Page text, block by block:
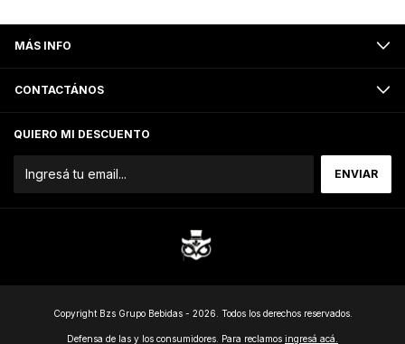
MÁS INFO
CONTACTÁNOS
QUIERO MI DESCUENTO
Copyright Bzs Grupo Bebidas - 2026. Todos los derechos reservados.
Defensa de las y los consumidores. Para reclamos ingresá acá.